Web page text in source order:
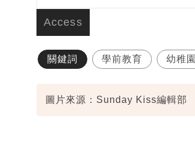
關鍵詞 學前教育 幼稚園
圖片來源：Sunday Kiss編輯部